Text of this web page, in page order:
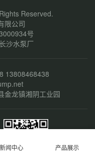
Reserved.
限公司
号
沙水泵厂
13808468438
金龙镇湘阴工业园
新闻中心 产品展示